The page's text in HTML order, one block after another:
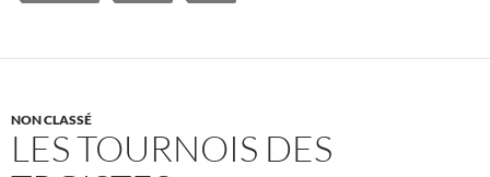
NON CLASSÉ
LES TOURNOIS DES